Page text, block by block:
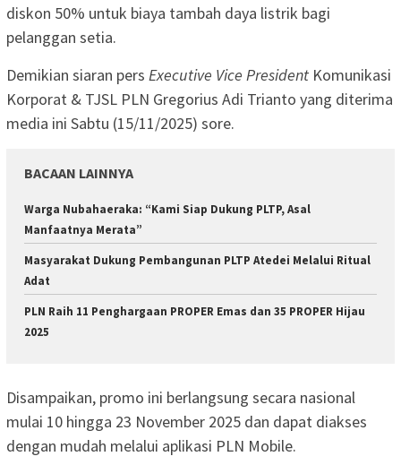
diskon 50% untuk biaya tambah daya listrik bagi
pelanggan setia.
Demikian siaran pers Executive Vice President Komunikasi
Korporat & TJSL PLN Gregorius Adi Trianto yang diterima
media ini Sabtu (15/11/2025) sore.
BACAAN LAINNYA
Warga Nubahaeraka: “Kami Siap Dukung PLTP, Asal
Manfaatnya Merata”
Masyarakat Dukung Pembangunan PLTP Atedei Melalui Ritual
Adat
PLN Raih 11 Penghargaan PROPER Emas dan 35 PROPER Hijau
2025
Disampaikan, promo ini berlangsung secara nasional
mulai 10 hingga 23 November 2025 dan dapat diakses
dengan mudah melalui aplikasi PLN Mobile.